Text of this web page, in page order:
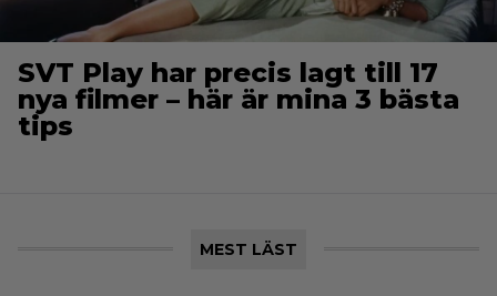
SVT Play har precis lagt till 17
nya filmer – här är mina 3 bästa
tips
MEST LÄST